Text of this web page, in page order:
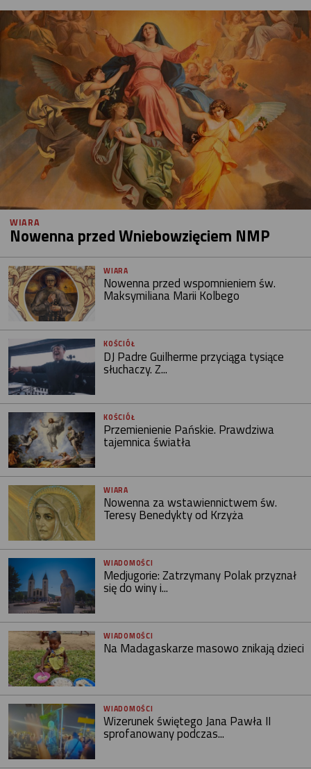
WIARA
Nowenna przed Wniebowzięciem NMP
WIARA
Nowenna przed wspomnieniem św.
Maksymiliana Marii Kolbego
KOŚCIÓŁ
DJ Padre Guilherme przyciąga tysiące
słuchaczy. Z...
KOŚCIÓŁ
Przemienienie Pańskie. Prawdziwa
tajemnica światła
WIARA
Nowenna za wstawiennictwem św.
Teresy Benedykty od Krzyża
WIADOMOŚCI
Medjugorie: Zatrzymany Polak przyznał
się do winy i...
WIADOMOŚCI
Na Madagaskarze masowo znikają dzieci
WIADOMOŚCI
Wizerunek świętego Jana Pawła II
sprofanowany podczas...